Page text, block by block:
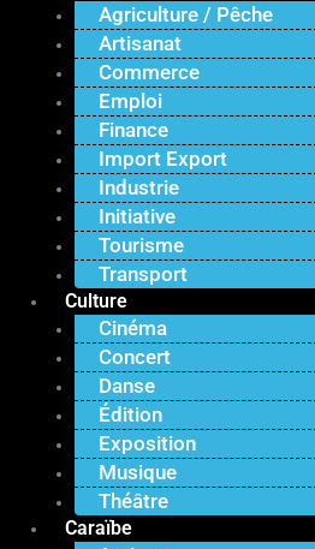
Agriculture / Pêche
Artisanat
Commerce
Emploi
Finance
Import Export
Industrie
Initiative
Tourisme
Transport
Culture
Cinéma
Concert
Danse
Édition
Exposition
Musique
Théâtre
Caraïbe